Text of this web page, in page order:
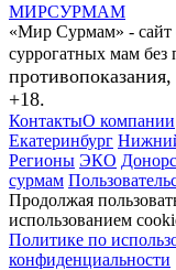
МИРСУРМАМ
«Мир Сурмам» - сайт
суррогатных мам без
+18.
КонтактыО компании
Екатеринбург
Регионы ЭКО
сурмам
Продолжая
использованием
Политике по
конфиденциальности